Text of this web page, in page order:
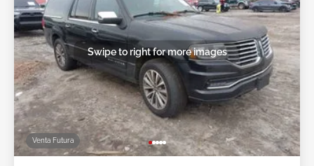
Venta Futura
Swipe to right for more images